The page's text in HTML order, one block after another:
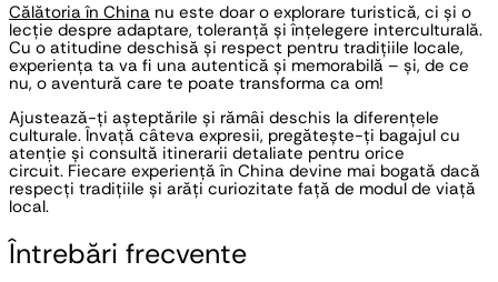
Călătoria în China nu este doar o explorare turistică, ci și o
lecție despre adaptare, toleranță și înțelegere interculturală.
Cu o atitudine deschisă și respect pentru tradițiile locale,
experiența ta va fi una autentică și memorabilă – și, de ce
nu, o aventură care te poate transforma ca om!
Ajustează-ți așteptările și rămâi deschis la diferențele
culturale. Învață câteva expresii, pregătește-ți bagajul cu
atenție și consultă itinerarii detaliate pentru orice
circuit. Fiecare experiență în China devine mai bogată dacă
respecți tradițiile și arăți curiozitate față de modul de viață
local.
Întrebări frecvente